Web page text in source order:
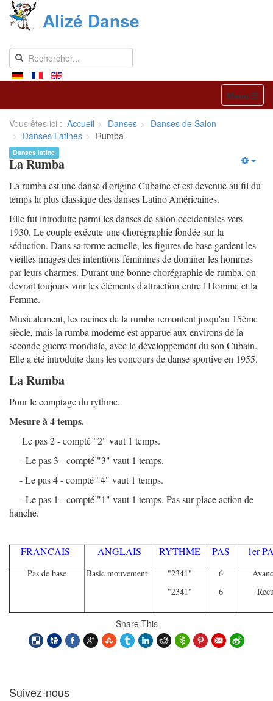
Alizé Danse
Menu
Vous êtes ici : Accueil Danses
Danses de Salon
Danses Latines
Rumba
Danses latine
La Rumba
La rumba est une danse d'origine Cubaine et est devenue au fil du
temps la plus classique des danses Latino'Américaines.
Elle fut introduite parmi les danses de salon occidentales vers
1930. Le couple exécute une chorégraphie fondée sur la
séduction. Dans sa forme actuelle, les figures de base gardent les
vieilles images des intentions féminines de dominer les hommes
par leurs charmes. Durant une bonne chorégraphie de rumba, on
devrait toujours voir les éléments d'attraction entre l'Homme et la
Femme.
Musicalement, les racines de la rumba remontent jusqu'au 15ème
siècle, mais la rumba moderne est apparue aux environs de la
seconde guerre mondiale, avec le développement du son Cubain.
Elle a été introduite dans les concours de danse sportive en 1955.
La Rumba
Pour le comptage du rythme.
Mesure à 4 temps.
Le pas 2 - compté "2" vaut 1 temps.
- Le pas 3 - compté "3" vaut 1 temps.
- Le pas 4 - compté "4" vaut 1 temps.
- Le pas 1 - compté "1" vaut 1 temps. Pas sur place action de
hanche.
FRANCAIS ANGLAIS RYTHME PAS 1er
Pas de base Basic mouvement
"2341"
"2341"
6
6
Share This
Suivez-nous